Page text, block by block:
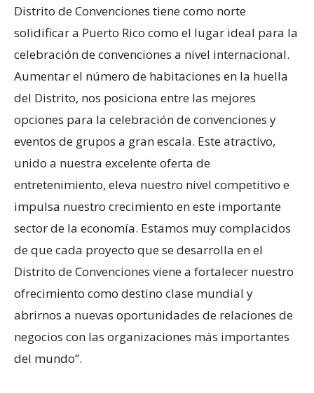
Distrito de Convenciones tiene como norte
solidificar a Puerto Rico como el lugar ideal para la
celebración de convenciones a nivel internacional.
Aumentar el número de habitaciones en la huella
del Distrito, nos posiciona entre las mejores
opciones para la celebración de convenciones y
eventos de grupos a gran escala. Este atractivo,
unido a nuestra excelente oferta de
entretenimiento, eleva nuestro nivel competitivo e
impulsa nuestro crecimiento en este importante
sector de la economía. Estamos muy complacidos
de que cada proyecto que se desarrolla en el
Distrito de Convenciones viene a fortalecer nuestro
ofrecimiento como destino clase mundial y
abrirnos a nuevas oportunidades de relaciones de
negocios con las organizaciones más importantes
del mundo”.